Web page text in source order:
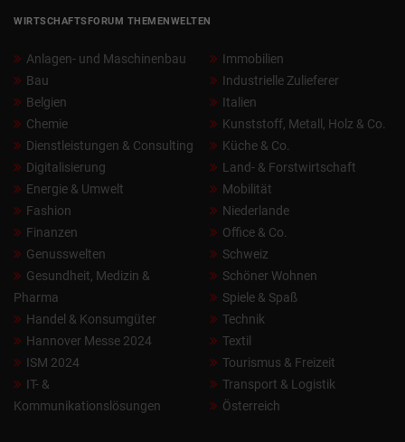
WIRTSCHAFTSFORUM THEMENWELTEN
Anlagen- und Maschinenbau
Bau
Belgien
Chemie
Dienstleistungen & Consulting
Digitalisierung
Energie & Umwelt
Fashion
Finanzen
Genusswelten
Gesundheit, Medizin &
Pharma
Handel & Konsumgüter
Hannover Messe 2024
ISM 2024
IT- &
Kommunikationslösungen
Immobilien
Industrielle Zulieferer
Italien
Kunststoff, Metall, Holz & Co.
Küche & Co.
Land- & Forstwirtschaft
Mobilität
Niederlande
Office & Co.
Schweiz
Schöner Wohnen
Spiele & Spaß
Technik
Textil
Tourismus & Freizeit
Transport & Logistik
Österreich